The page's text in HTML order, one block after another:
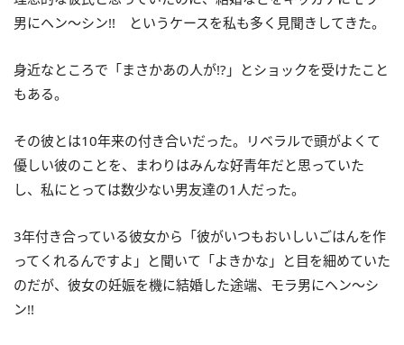
男にヘン～シン!! というケースを私も多く見聞きしてきた。
身近なところで「まさかあの人が!?」とショックを受けたこと
もある。
その彼とは10年来の付き合いだった。リベラルで頭がよくて
優しい彼のことを、まわりはみんな好青年だと思っていた
し、私にとっては数少ない男友達の1人だった。
3年付き合っている彼女から「彼がいつもおいしいごはんを作
ってくれるんですよ」と聞いて「よきかな」と目を細めていた
のだが、彼女の妊娠を機に結婚した途端、モラ男にヘン～シ
ン!!